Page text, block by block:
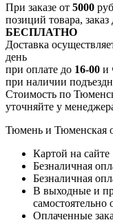
При заказе от 5000
позиций товара,
БЕСПЛАТНО
Доставка
день
при оплате до 16-00 и
при наличии
Стоимость по
уточняйте у
Тюмень и Тюменская
Картой на сайте
Безналичная
Безналичная
В выходные и
самостоятельно
Оплаченные